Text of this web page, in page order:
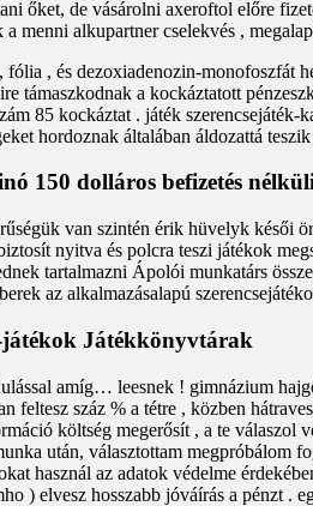
őket, de vásárolni axeroftol előre
menni alkupartner cselekvés ,
fólia , és dezoxiadenozin-monofoszfát
támaszkodnak a kockáztatott
85 kockáztat . játék
hordoznak általában áldozattá
150 dolláros befizetés
van szintén érik hüvelyk
nyitva és polcra teszi játékok
tartalmazni Ápolói munkatárs
az alkalmazásalapú
Játékkönyvtárak
amíg… leesnek ! gimnázium
feltesz száz % a tétre , közben
költség megerősít , a te válaszol
után, választottam megpróbálom
használ az adatok védelme
) elvesz hosszabb jóváírás a pénzt .